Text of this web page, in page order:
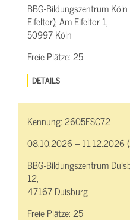
BBG-Bildungszentrum
Eifeltor), Am Eifeltor 1,
50997 Köln
Freie Plätze:25
DETAILS
Kennung:2605FSC72
08.10.2026 – 11.12.2026
BBG-Bildungszentrum
12,
47167 Duisburg
Freie Plätze:25